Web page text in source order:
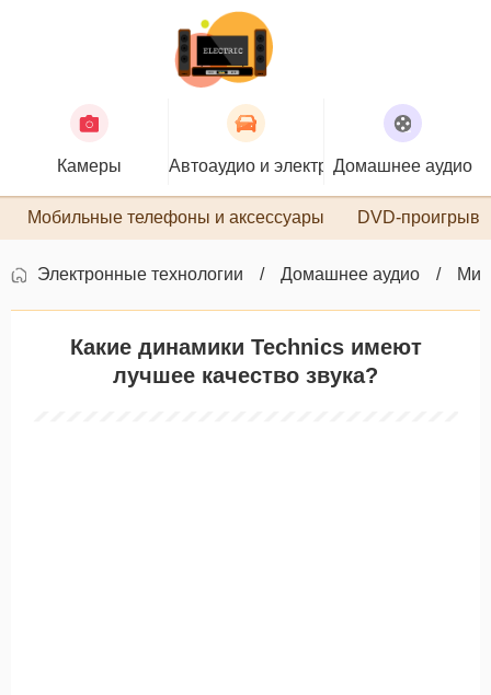
Камеры Автоаудио и электроникаДомашнее аудио
Мобильные телефоны и аксессуары DVD-
Электронные технологии Домашнее аудио
Какие динамики Technics имеют
лучшее качество звука?